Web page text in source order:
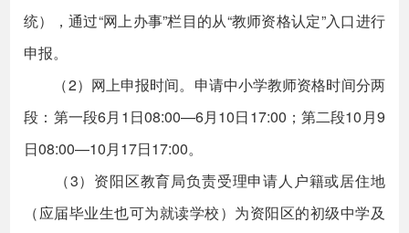
统），通过“网上办事”栏目的从“教师资格认定”入口进行
申报。
（2）网上申报时间。申请中小学教师资格时间分两
段：第一段6月1日08:00—6月10日17:00；第二段10月9
日08:00—10月17日17:00。
（3）资阳区教育局负责受理申请人户籍或居住地
（应届毕业生也可为就读学校）为资阳区的初级中学及